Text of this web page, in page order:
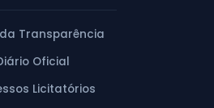
Transparência
Oficial
Licitatórios